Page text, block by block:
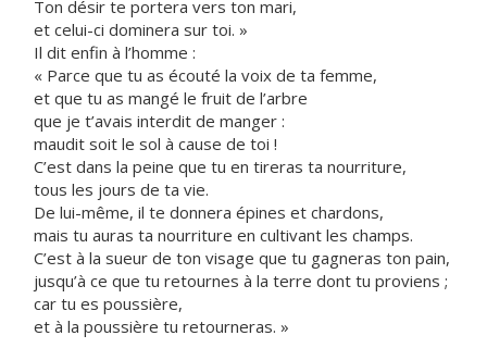
Ton désir te portera vers ton mari,
et celui-ci dominera sur toi. »
Il dit enfin à l’homme :
« Parce que tu as écouté la voix de ta femme,
et que tu as mangé le fruit de l’arbre
que je t’avais interdit de manger :
maudit soit le sol à cause de toi !
C’est dans la peine que tu en tireras ta nourriture,
tous les jours de ta vie.
De lui-même, il te donnera épines et chardons,
mais tu auras ta nourriture en cultivant les champs.
C’est à la sueur de ton visage que tu gagneras ton pain,
jusqu’à ce que tu retournes à la terre dont tu proviens ;
car tu es poussière,
et à la poussière tu retourneras. »